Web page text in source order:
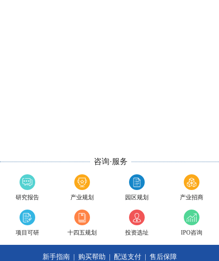
咨询·服务
研究报告 产业规划 园区规划 产业招商
项目可研 十四五规划 投资选址 IPO咨询
新手指南 购买帮助 配送支付 售后保障